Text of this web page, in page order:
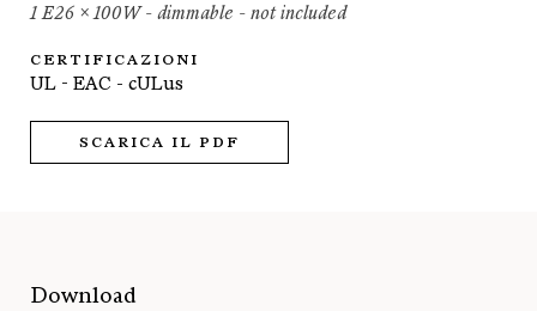
1 E26 x 100W - dimmable - not included
CERTIFICAZIONI
UL - EAC - cULus
SCARICA IL PDF
Download